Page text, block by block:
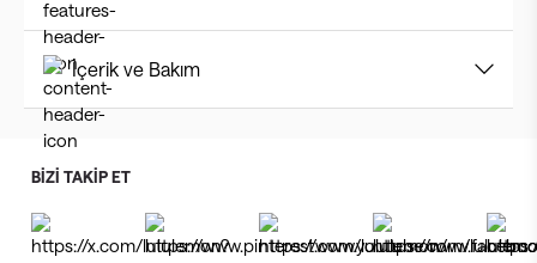
İçerik ve Bakım
BİZİ TAKİP ET